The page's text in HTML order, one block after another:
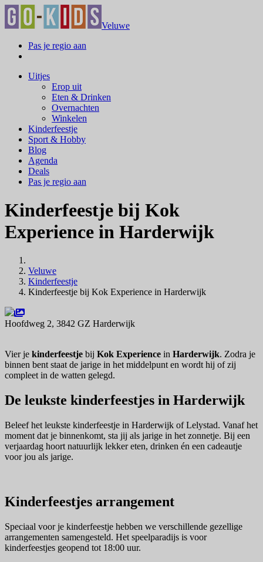
Veluwe
Pas je regio aan
Uitjes
Erop uit
Eten & Drinken
Overnachten
Winkelen
Kinderfeestje
Sport & Hobby
Blog
Agenda
Deals
Pas je regio aan
Kinderfeestje bij Kok
Experience in Harderwijk
Veluwe
Kinderfeestje
Kinderfeestje bij Kok Experience in Harderwijk
Hoofdweg 2, 3842 GZ Harderwijk
Vier je kinderfeestje bij Kok Experience in Harderwijk. Zodra je
binnen bent staat de jarige in het middelpunt en wordt hij of zij
compleet in de watten gelegd.
De leukste kinderfeestjes in Harderwijk
Beleef het leukste kinderfeestje in Harderwijk of Lelystad. Vanaf het
moment dat je binnenkomt, sta jij als jarige in het zonnetje. Bij een
verjaardag hoort natuurlijk lekker eten, drinken én een cadeautje
voor jou als jarige.
Kinderfeestjes arrangement
Speciaal voor je kinderfeestje hebben we verschillende gezellige
arrangementen samengesteld. Het speelparadijs is voor
kinderfeestjes geopend tot 18:00 uur.